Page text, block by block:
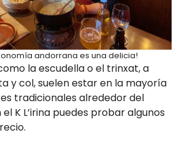
andorrana es una delicia!
la escudella o el trinxat, a
y col, suelen estar en la mayoría
tradicionales alrededor del
el K L’irina puedes probar algunos